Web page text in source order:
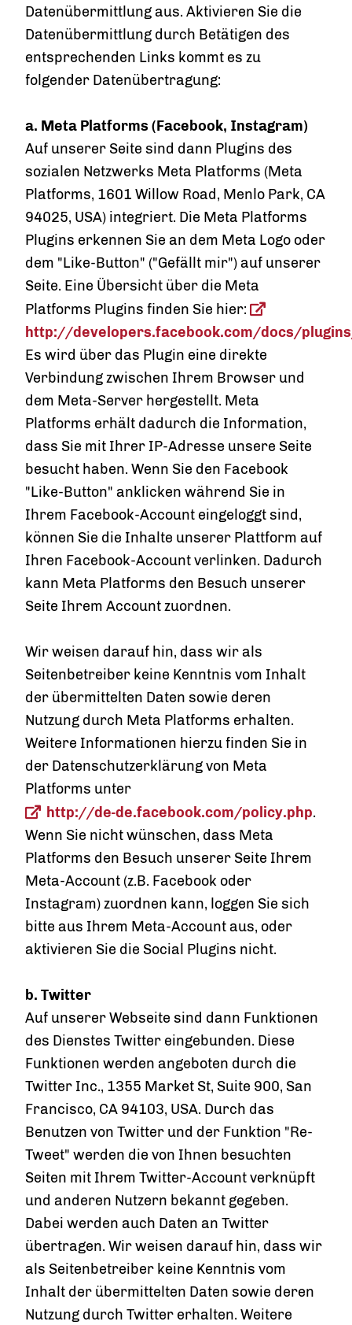
Datenübermittlung aus. Aktivieren Sie die
Datenübermittlung durch Betätigen des
entsprechenden Links kommt es zu
folgender Datenübertragung:
a. Meta Platforms (Facebook, Instagram)
Auf unserer Seite sind dann Plugins des
sozialen Netzwerks Meta Platforms (Meta
Platforms, 1601 Willow Road, Menlo Park, CA
94025, USA) integriert. Die Meta Platforms
Plugins erkennen Sie an dem Meta Logo oder
dem "Like-Button" ("Gefällt mir") auf unserer
Seite. Eine Übersicht über die Meta
Platforms Plugins finden Sie hier:
http://developers.facebook.com/docs/
Es wird über das Plugin eine direkte
Verbindung zwischen Ihrem Browser und
dem Meta-Server hergestellt. Meta
Platforms erhält dadurch die Information,
dass Sie mit Ihrer IP-Adresse unsere Seite
besucht haben. Wenn Sie den Facebook
"Like-Button" anklicken während Sie in
Ihrem Facebook-Account eingeloggt sind,
können Sie die Inhalte unserer Plattform auf
Ihren Facebook-Account verlinken. Dadurch
kann Meta Platforms den Besuch unserer
Seite Ihrem Account zuordnen.
Wir weisen darauf hin, dass wir als
Seitenbetreiber keine Kenntnis vom Inhalt
der übermittelten Daten sowie deren
Nutzung durch Meta Platforms erhalten.
Weitere Informationen hierzu finden Sie in
der Datenschutzerklärung von Meta
Platforms unter
http://de-de.facebook.com/policy.php.
Wenn Sie nicht wünschen, dass Meta
Platforms den Besuch unserer Seite Ihrem
Meta-Account (z.B. Facebook oder
Instagram) zuordnen kann, loggen Sie sich
bitte aus Ihrem Meta-Account aus, oder
aktivieren Sie die Social Plugins nicht.
b. Twitter
Auf unserer Webseite sind dann Funktionen
des Dienstes Twitter eingebunden. Diese
Funktionen werden angeboten durch die
Twitter Inc., 1355 Market St, Suite 900, San
Francisco, CA 94103, USA. Durch das
Benutzen von Twitter und der Funktion "Re-
Tweet" werden die von Ihnen besuchten
Seiten mit Ihrem Twitter-Account verknüpft
und anderen Nutzern bekannt gegeben.
Dabei werden auch Daten an Twitter
übertragen. Wir weisen darauf hin, dass wir
als Seitenbetreiber keine Kenntnis vom
Inhalt der übermittelten Daten sowie deren
Nutzung durch Twitter erhalten. Weitere